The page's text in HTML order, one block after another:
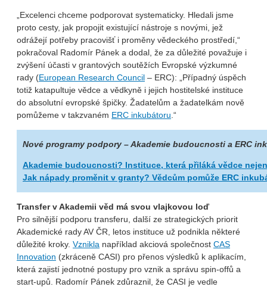
„Excelenci chceme podporovat systematicky. Hledali jsme
proto cesty, jak propojit existující nástroje s novými, jež
odrážejí potřeby pracovišť i proměny vědeckého prostředí,“
pokračoval Radomír Pánek a dodal, že za důležité považuje i
zvýšení účasti v grantových soutěžích Evropské výzkumné
rady (European Research Council – ERC): „Případný úspěch
totiž katapultuje vědce a vědkyně i jejich hostitelské instituce
do absolutní evropské špičky. Žadatelům a žadatelkám nově
pomůžeme v takzvaném ERC inkubátoru .“
Nové programy podpory – Akademie budoucnosti a ERC
Akademie budoucnosti? Instituce, která přiláká vědce
Jak nápady proměnit v granty? Vědcům pomůže ERC
Transfer v Akademii věd má svou vlajkovou loď
Pro silnější podporu transferu, další ze strategických priorit
Akademické rady AV ČR, letos instituce už podnikla některé
důležité kroky. Vznikla například akciová společnost CAS
Innovation (zkráceně CASI) pro přenos výsledků k aplikacím,
která zajistí jednotné postupy pro vznik a správu spin-offů a
start-upů. Radomír Pánek zdůraznil, že CASI je vedle